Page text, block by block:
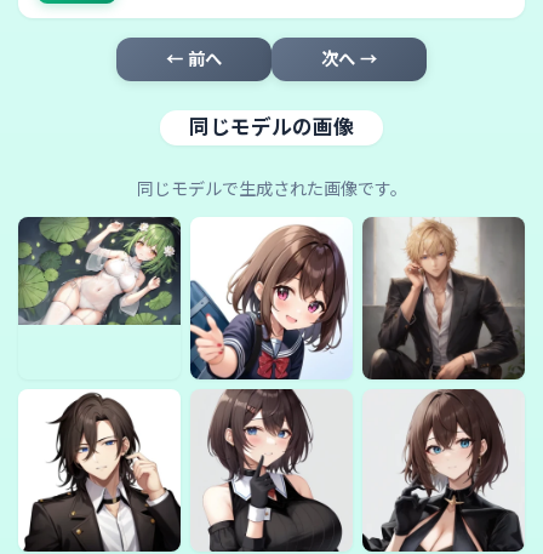
← 前へ 次へ →
同じモデルの画像
同じモデルで生成された画像です。